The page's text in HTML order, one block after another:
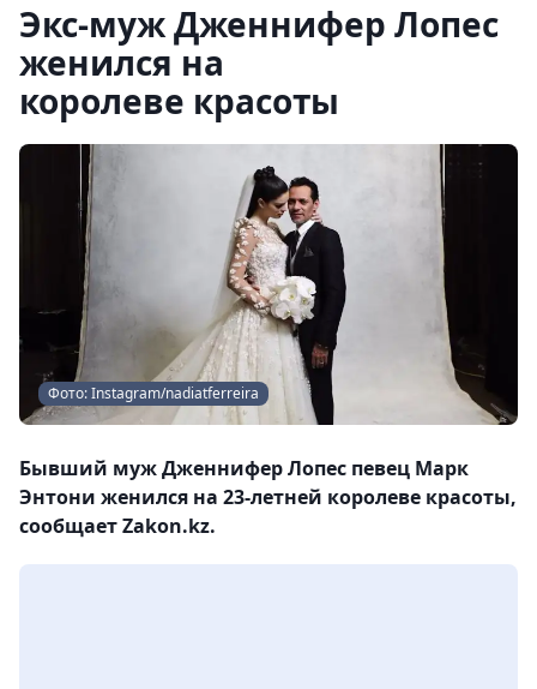
Экс-муж Дженнифер Лопес
женился на
королеве красоты
Фото: Instagram/nadiatferreira
Бывший муж Дженнифер Лопес певец Марк
Энтони женился на 23-летней королеве красоты,
сообщает Zakon.kz.